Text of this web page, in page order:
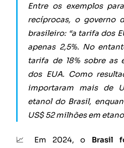
Entre os exemplos
recíprocas, o governo
brasileiro: “a tarifa dos
apenas 2,5%. No
tarifa de 18% sobre as
dos EUA. Como
importaram mais de
etanol do Brasil,
US$ 52 milhões em
📈 Em 2024, o Brasil